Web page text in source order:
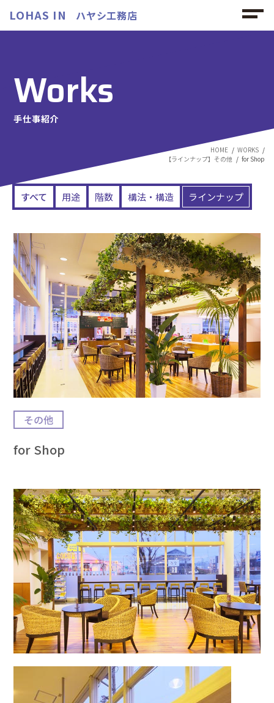
LOHAS IN ハヤシ工務店
Works
手仕事紹介
すべて 用途 階数 構法・構造 ラインナップ
HOME
WORKS
【ラインナップ】その他
for Shop
その他
for Shop